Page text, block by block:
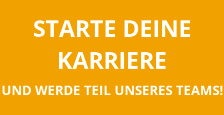
STARTE DEINE
KARRIERE
UND WERDE TEIL UNSERES TEAMS!